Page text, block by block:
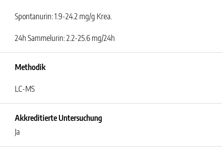
Spontanurin: 1.9-24.2 mg/g Krea.
24h Sammelurin: 2.2-25.6 mg/24h
Methodik
LC-MS
Akkreditierte Untersuchung
Ja